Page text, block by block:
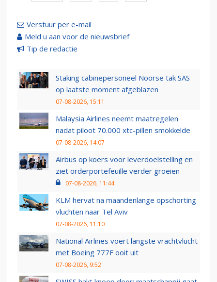
Verstuur per e-mail
Meld u aan voor de nieuwsbrief
Tip de redactie
Staking cabinepersoneel Noorse tak SAS
op laatste moment afgeblazen
07-08-2026, 15:11
Malaysia Airlines neemt maatregelen
nadat piloot 70.000 xtc-pillen smokkelde
07-08-2026, 14:07
Airbus op koers voor leverdoelstelling en
ziet orderportefeuille verder groeien
07-08-2026, 11:44
KLM hervat na maandenlange opschorting
vluchten naar Tel Aviv
07-08-2026, 11:10
National Airlines voert langste vrachtvlucht
met Boeing 777F ooit uit
07-08-2026, 9:52